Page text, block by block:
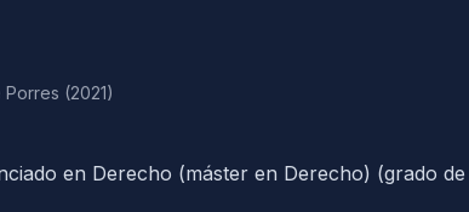
Porres (2021)
en Derecho (máster en Derecho) (grado